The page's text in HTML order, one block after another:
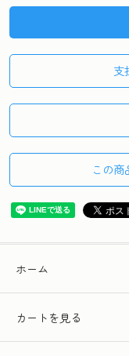
支
この
ホーム
カートを見る